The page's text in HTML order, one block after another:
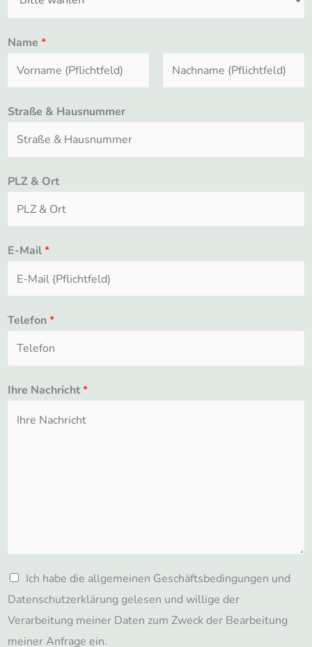
Name *
o
m
Straße & Hausnummer
PLZ & Ort
E-Mail*
Telefon*
Ihre Nachricht*
D
a
t
e
Ich habe die allgemeinen Geschäftsbedingungen und
Datenschutzerklärung gelesen und willige der
Verarbeitung meiner Daten zum Zweck der Bearbeitung
meiner Anfrage ein.